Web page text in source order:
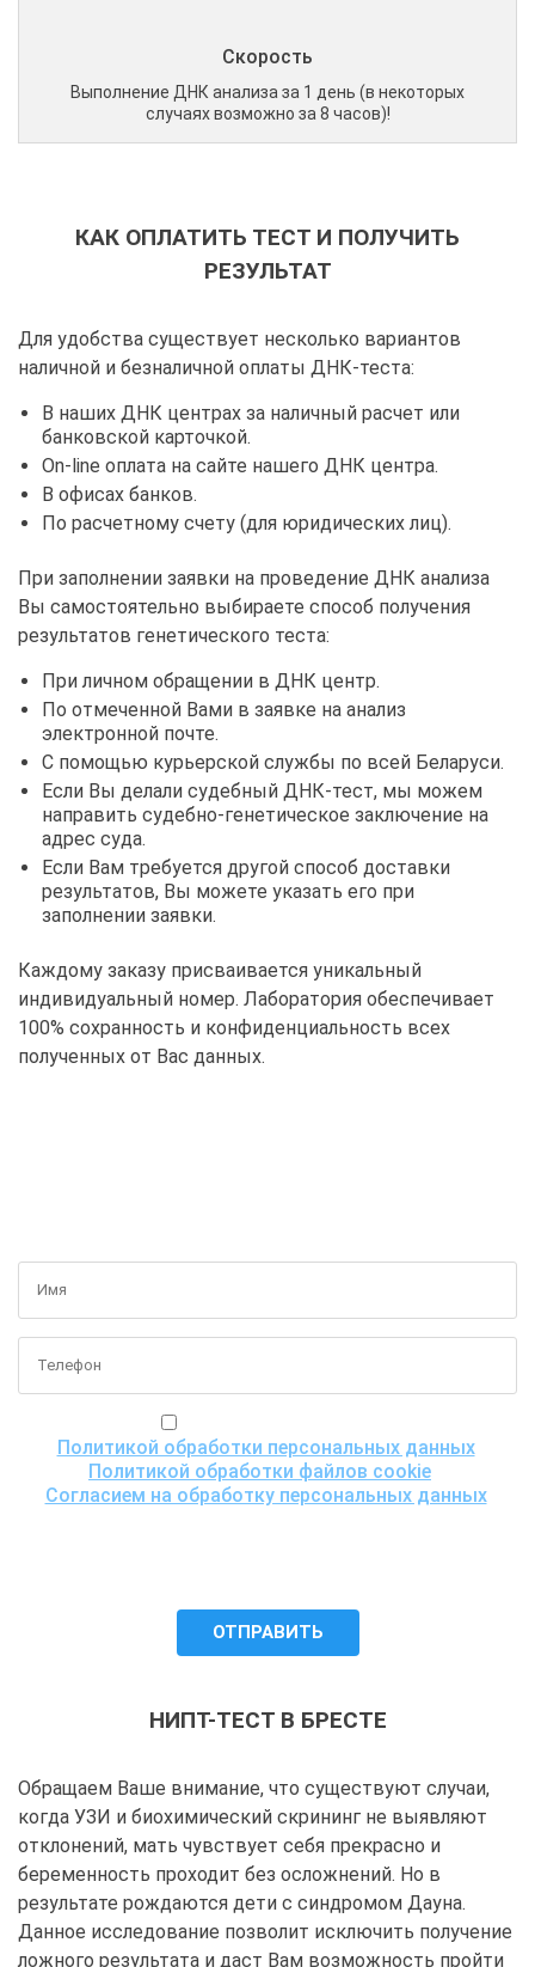
Скорость
Выполнение ДНК анализа за 1 день (в некоторых
случаях возможно за 8 часов)!
КАК ОПЛАТИТЬ ТЕСТ И ПОЛУЧИТЬ
РЕЗУЛЬТАТ
Для удобства существует несколько вариантов
наличной и безналичной оплаты ДНК-теста:
В наших ДНК центрах за наличный расчет или
банковской карточкой.
On-line оплата на сайте нашего ДНК центра.
В офисах банков.
По расчетному счету (для юридических лиц).
При заполнении заявки на проведение ДНК анализа
Вы самостоятельно выбираете способ получения
результатов генетического теста:
При личном обращении в ДНК центр.
По отмеченной Вами в заявке на анализ
электронной почте.
С помощью курьерской службы по всей Беларуси.
Если Вы делали судебный ДНК-тест, мы можем
направить судебно-генетическое заключение на
адрес суда.
Если Вам требуется другой способ доставки
результатов, Вы можете указать его при
заполнении заявки.
Каждому заказу присваивается уникальный
индивидуальный номер. Лаборатория обеспечивает
100% сохранность и конфиденциальность всех
полученных от Вас данных.
Политикой обработки персональных данных,
Политикой обработки файлов cookie
Согласием на обработку персональных данных,
НИПТ-ТЕСТ В БРЕСТЕ
Обращаем Ваше внимание, что существуют случаи,
когда УЗИ и биохимический скрининг не выявляют
отклонений, мать чувствует себя прекрасно и
беременность проходит без осложнений. Но в
результате рождаются дети с синдромом Дауна.
Данное исследование позволит исключить получение
ложного результата и даст Вам возможность пройти